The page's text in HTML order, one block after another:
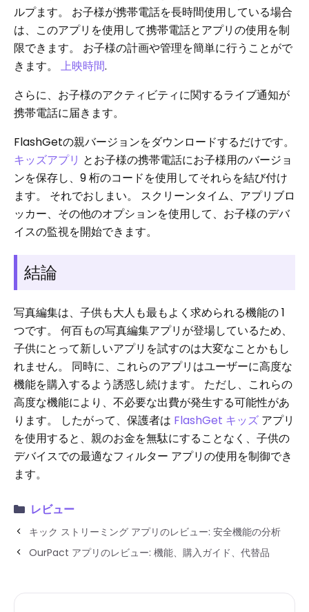
ルプます。 お子様が携帯電話を長時間使用している場合
は、このアプリを使用して携帯電話とアプリの使用を制
限できます。 お子様の計画や管理を簡単に行うことがで
きます。 上映時間.
さらに、お子様のアクティビティに関するライブ通知が
携帯電話に届きます。
FlashGetの親バージョンをダウンロードするだけです。
キッズアプリ とお子様の携帯電話にお子様用のバージョ
ンを保存し、9 桁のコードを使用してそれらを結び付け
ます。 それでおしまい。 スクリーンタイム、アプリブロ
ッカー、その他のオプションを使用して、お子様のデバ
イスの監視を開始できます。
結論
写真編集は、子供も大人も最もよく求められる機能の 1
つです。 何百もの写真編集アプリが登場しているため、
子供にとって新しいアプリを試すのは大変なことかもし
れません。 同時に、これらのアプリはユーザーに高度な
機能を購入するよう誘惑し続けます。 ただし、これらの
高度な機能により、不必要な出費が発生する可能性があ
ります。 したがって、保護者は FlashGet キッズ アプリ
を使用すると、親のお金を無駄にすることなく、子供の
デバイスでの最適なフィルター アプリの使用を制御でき
ます。
レビュー
キック ストリーミング アプリのレビュー: 安全機能の分析
OurPact アプリのレビュー: 機能、購入ガイド、代替品